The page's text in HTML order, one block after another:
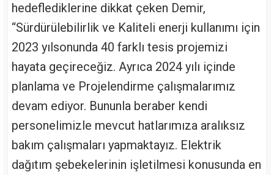
hedeflediklerine dikkat çeken Demir,
“Sürdürülebilirlik ve Kaliteli enerji kullanımı için
2023 yılsonunda 40 farklı tesis projemizi
hayata geçireceğiz. Ayrıca 2024 yılı içinde
planlama ve Projelendirme çalışmalarımız
devam ediyor. Bununla beraber kendi
personelimizle mevcut hatlarımıza aralıksız
bakım çalışmaları yapmaktayız. Elektrik
dağıtım şebekelerinin işletilmesi konusunda en